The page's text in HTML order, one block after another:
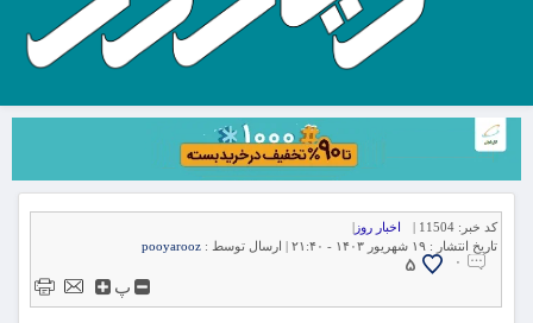
کد خبر: 11504 | اخبار روز
تاریخ انتشار : ۱۹ شهریور ۱۴۰۳ - ۲۱:۴۰ | ارسال توسط : pooyarooz
۰
5
پ